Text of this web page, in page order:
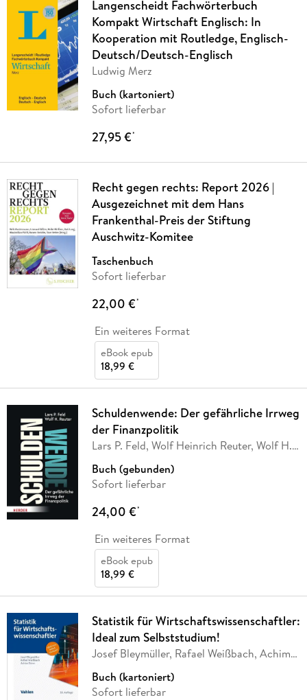
Langenscheidt Fachwörterbuch
Kompakt Wirtschaft Englisch: In
Kooperation mit Routledge, Englisch-
Deutsch/Deutsch-Englisch
Ludwig Merz
Buch (kartoniert)
Sofort lieferbar
27,95 €*
Recht gegen rechts: Report 2026 |
Ausgezeichnet mit dem Hans
Frankenthal-Preis der Stiftung
Auschwitz-Komitee
Taschenbuch
Sofort lieferbar
22,00 €*
Ein weiteres Format
eBook epub
18,99 €
Schuldenwende: Der gefährliche Irrweg
der Finanzpolitik
Lars P. Feld, Wolf Heinrich Reuter, Wolf H.
Buch (gebunden)
Sofort lieferbar
24,00 €*
Ein weiteres Format
eBook epub
18,99 €
Statistik für Wirtschaftswissenschaftler:
Ideal zum Selbststudium!
Josef Bleymüller, Rafael Weißbach, Achim
Buch (kartoniert)
Sofort lieferbar